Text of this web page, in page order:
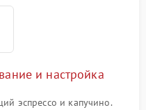
и настройка
эспрессо и капучино.